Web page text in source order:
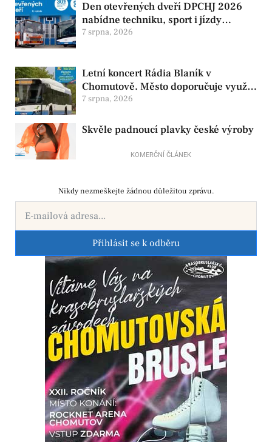
Den otevřených dveří DPCHJ 2026
nabídne techniku, sport i jízdy
historickými vozy
7 srpna, 2026
Letní koncert Rádia Blaník v
Chomutově. Město doporučuje využít
MHD
7 srpna, 2026
Skvěle padnoucí plavky české výroby
KOMERČNÍ ČLÁNEK
Nikdy nezmeškejte žádnou důležitou zprávu.
Přihlásit se k odběru